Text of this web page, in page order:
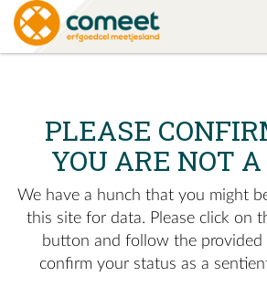
PLEASE
YOU ARE NOT A
We have a hunch that you might
this site for data. Please click on
button and follow the
confirm your status as a